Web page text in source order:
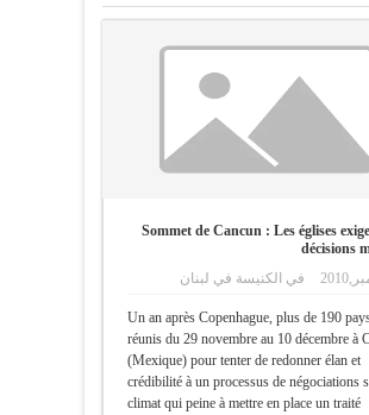
Sommet de Cancun : Les églises
décisions
في الكنيسة في لبنان
Un an après Copenhague, plus de 190
réunis du 29 novembre au 10 décembre à
(Mexique) pour tenter de redonner élan et
crédibilité à un processus de négociations
climat qui peine à mettre en place un traité